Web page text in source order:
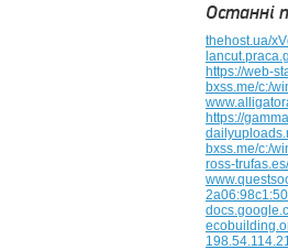
Останні
https://web-